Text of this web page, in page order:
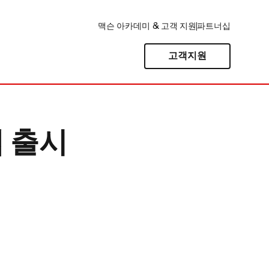
맥슨 아카데미 & 고객 지원 파트너십
고객지원
시